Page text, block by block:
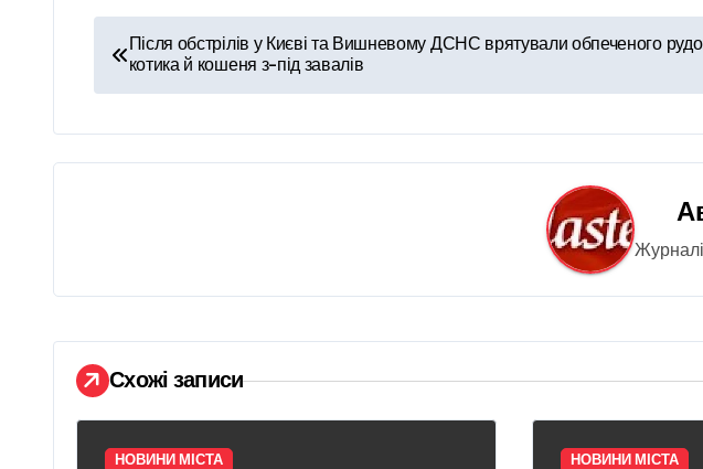
а
в
і
ц
і
я
з
Після обстрілів у Києві та Вишневому ДСНС врятували обпеченого
котика й кошеня з-під завалів
Схожі записи
НОВИНИ МІСТА НОВИНИ МІСТА